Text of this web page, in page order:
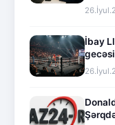
İbay